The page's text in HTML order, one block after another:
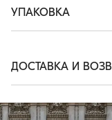
Передние
Задний карман с
Мешочек для
УПАКОВКА
основываясь на
произведенная из
задумана для
сложить, заняв
ДОСТАВКА И
Доставка всех